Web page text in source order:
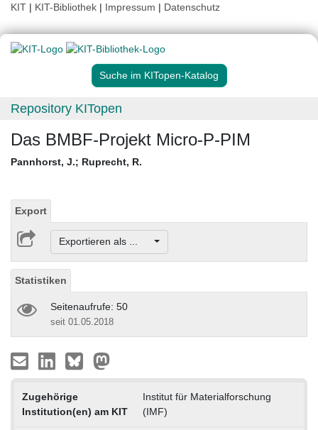
KIT | KIT-Bibliothek | Impressum | Datenschutz
Suche im KITopen-Katalog
Repository KITopen
Das BMBF-Projekt Micro-P-PIM
Pannhorst, J.; Ruprecht, R.
Export
Exportieren als ...
Statistiken
Seitenaufrufe: 50
seit 01.05.2018
Zugehörige
Institution(en) am KIT
Institut für Materialforschung
(IMF)